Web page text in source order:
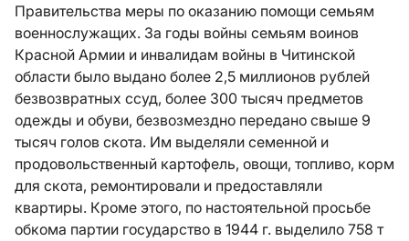
Правительства меры по оказанию помощи семьям
военнослужащих. За годы войны семьям воинов
Красной Армии и инвалидам войны в Читинской
области было выдано более 2,5 миллионов рублей
безвозвратных ссуд, более 300 тысяч предметов
одежды и обуви, безвозмездно передано свыше 9
тысяч голов скота. Им выделяли семенной и
продовольственный картофель, овощи, топливо, корм
для скота, ремонтировали и предоставляли
квартиры. Кроме этого, по настоятельной просьбе
обкома партии государство в 1944 г. выделило 758 т